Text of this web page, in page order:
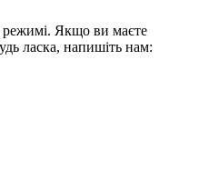
Якщо ви маєте
ласка, напишіть нам: